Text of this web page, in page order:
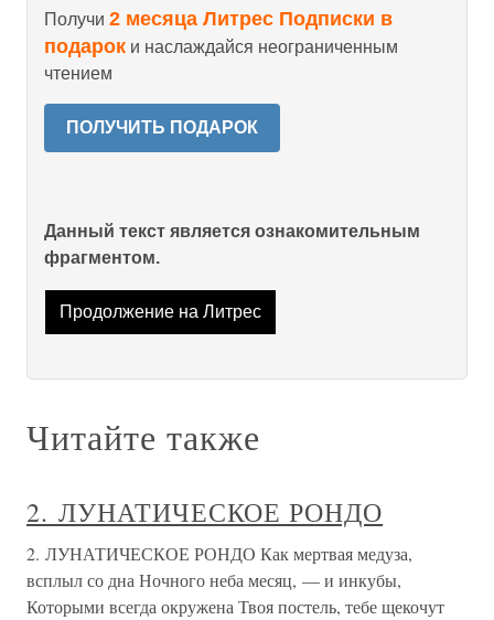
Получи 2 месяца Литрес Подписки в
подарок и наслаждайся неограниченным
чтением
ПОЛУЧИТЬ ПОДАРОК
Данный текст является ознакомительным
фрагментом.
Продолжение на Литрес
Читайте также
2. ЛУНАТИЧЕСКОЕ РОНДО
2. ЛУНАТИЧЕСКОЕ РОНДО Как мертвая медуза,
всплыл со дна Ночного неба месяц, — и инкубы,
Которыми всегда окружена Твоя постель, тебе щекочут